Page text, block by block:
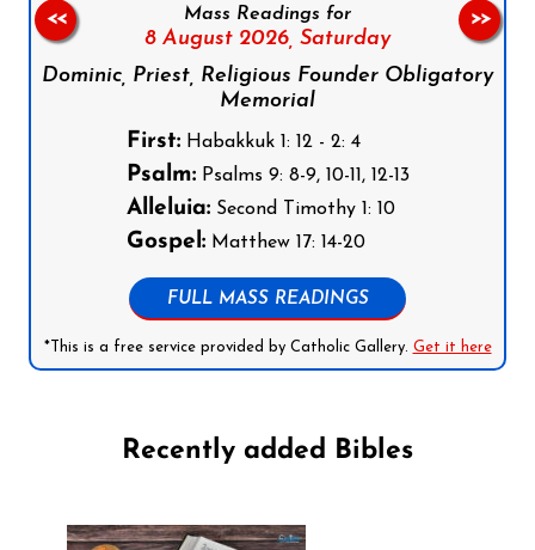
Mass Readings for
8 August 2026, Saturday
Dominic, Priest, Religious Founder Obligatory
Memorial
First:Habakkuk 1: 12 - 2: 4
Psalm:Psalms 9: 8-9, 10-11, 12-13
Alleluia:Second Timothy 1: 10
Gospel:Matthew 17: 14-20
FULL MASS READINGS
*This is a free service provided by Catholic Gallery. Get it here
<< >>
Recently added Bibles